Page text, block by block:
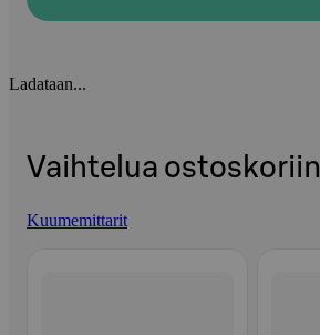
Ladataan...
Vaihtelua ostoskoriin
Kuumemittarit